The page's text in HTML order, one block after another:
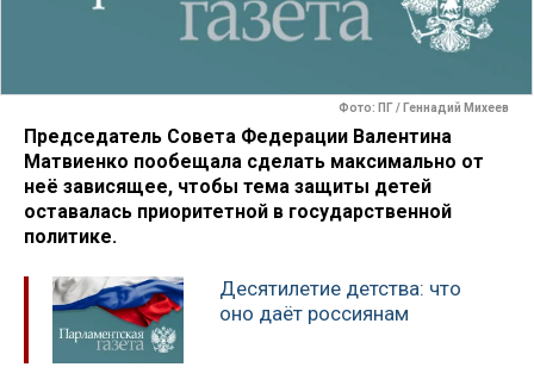
Фото: ПГ / Геннадий Михеев
Председатель Совета Федерации Валентина
Матвиенко пообещала сделать максимально от
неё зависящее, чтобы тема защиты детей
оставалась приоритетной в государственной
политике.
Десятилетие детства: что
оно даёт россиянам